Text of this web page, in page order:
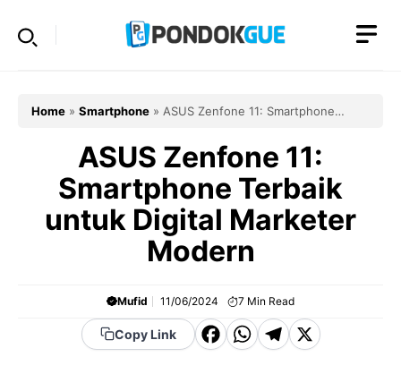
Home » Smartphone » ASUS Zenfone 11: Smartphone
ASUS Zenfone 11:
Smartphone Terbaik
untuk Digital Marketer
Modern
Mufid 11/06/2024 7 Min Read
Copy Link
F WT X